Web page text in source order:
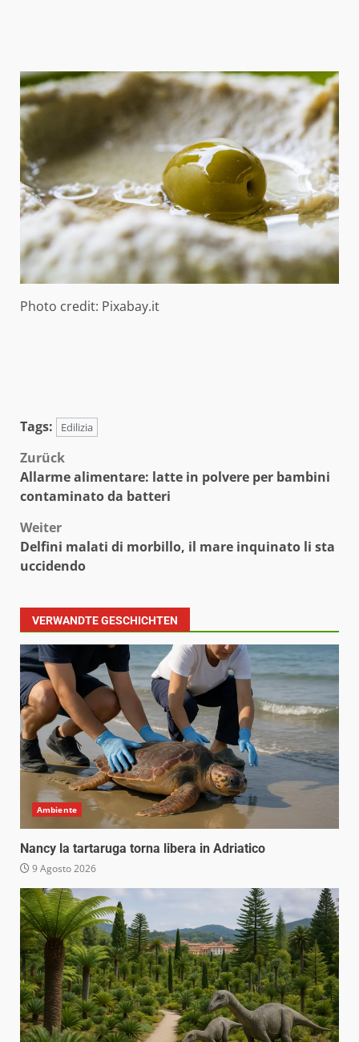
Photo credit: Pixabay.it
Tags: Edilizia
Beitragsnavigation
Zurück
Allarme alimentare: latte in polvere per bambini
contaminato da batteri
Weiter
Delfini malati di morbillo, il mare inquinato li sta
uccidendo
VERWANDTE GESCHICHTEN
Ambiente
Nancy la tartaruga torna libera in Adriatico
9 Agosto 2026